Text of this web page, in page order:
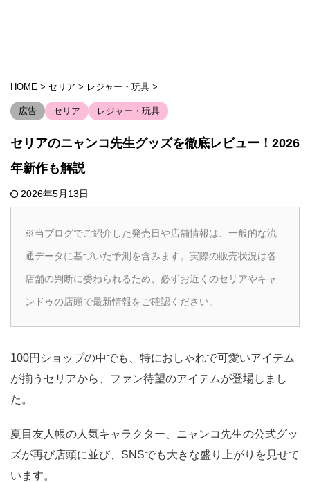
HOME > セリア > レジャー・玩具 >
広告 セリア レジャー・玩具
セリアのニャンコ先生グッズを徹底レビュー！2026
年新作も解説
2026年5月13日
※当ブログでご紹介した発売日や店舗情報は、一般的な流
通データに基づいた予測を含みます。実際の販売状況は各
店舗の判断に委ねられるため、必ずお近くのセリアやキャ
ンドゥの店頭で最新情報をご確認ください。
100円ショップの中でも、特におしゃれで可愛いアイテム
が揃うセリアから、ファン待望のアイテムが登場しまし
た。
夏目友人帳の人気キャラクター、ニャンコ先生の公式グッ
ズが再び店頭に並び、SNSでも大きな盛り上がりを見せて
います。